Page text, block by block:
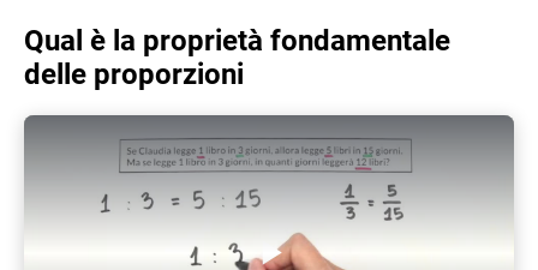
Qual è la proprietà fondamentale
delle proporzioni